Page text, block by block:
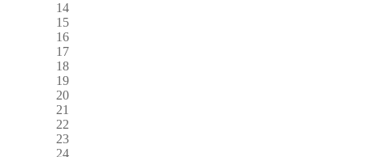
14
15
16
17
18
19
20
21
22
23
24